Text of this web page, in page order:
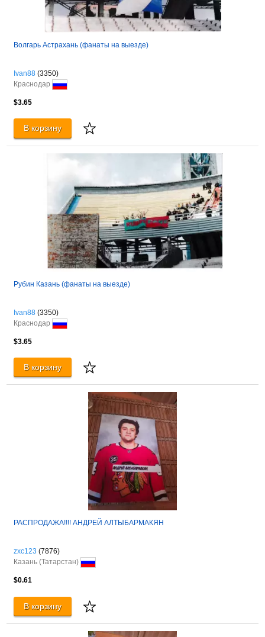
Волгарь Астрахань (фанаты на выезде)
Ivan88 (3350)
Краснодар
$3.65
В корзину
Рубин Казань (фанаты на выезде)
Ivan88 (3350)
Краснодар
$3.65
В корзину
РАСПРОДАЖА!!!! АНДРЕЙ АЛТЫБАРМАКЯН
zxc123 (7876)
Казань (Татарстан)
$0.61
В корзину